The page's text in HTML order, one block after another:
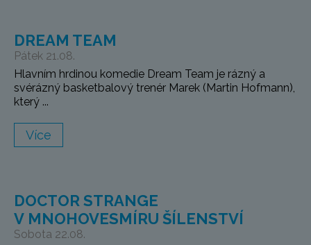
DREAM TEAM
Pátek 21.08.
Hlavním hrdinou komedie Dream Team je rázný a
svérázný basketbalový trenér Marek (Martin Hofmann),
který ...
Více
DOCTOR STRANGE
V MNOHOVESMÍRU ŠÍLENSTVÍ
Sobota 22.08.